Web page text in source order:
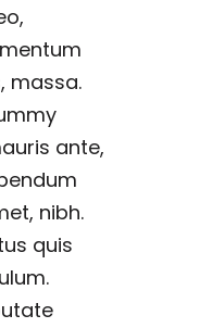
massa.
ante,
nibh.
quis